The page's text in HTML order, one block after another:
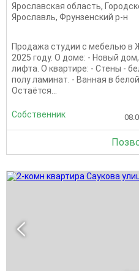
Ярославская область,
Ярославль, Фрунзенский р-н
Продажа студии с мебелью в
2025 году. О доме: - Новый
лифта. О квартире: - Стены -
полу ламинат. - Ванная в
Остаётся...
Собственник